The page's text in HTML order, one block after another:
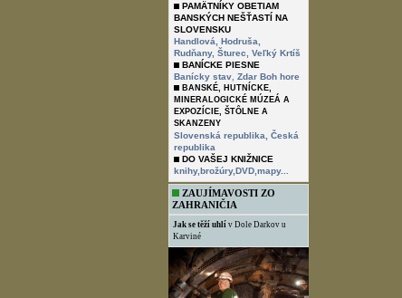
PAMÄTNÍKY OBETIAM
BANSKÝCH NEŠŤASTÍ NA
SLOVENSKU
Handlová,
Hodruša,
Rudňany, Šturec,
Veľký Krtíš
BANÍCKE PIESNE
Banícky stav, Zdar Boh hore
BANSKÉ, HUTNÍCKE,
MINERALOGICKÉ MÚZEÁ A
EXPOZÍCIE, ŠTÔLNE A
SKANZENY
Slovenská republika,
Česká
republika
DO VAŠEJ KNIŽNICE
knihy,brožúry,DVD,mapy...
ZAUJÍMAVOSTI ZO
ZAHRANIČIA
Jak se těží uhlív Dole Darkov u
Karviné